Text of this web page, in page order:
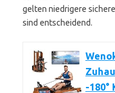
gelten niedrigere
sind entscheidend.
-180°